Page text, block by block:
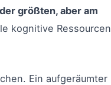
größten, aber am
kognitive Ressourcen
Ein aufgeräumter